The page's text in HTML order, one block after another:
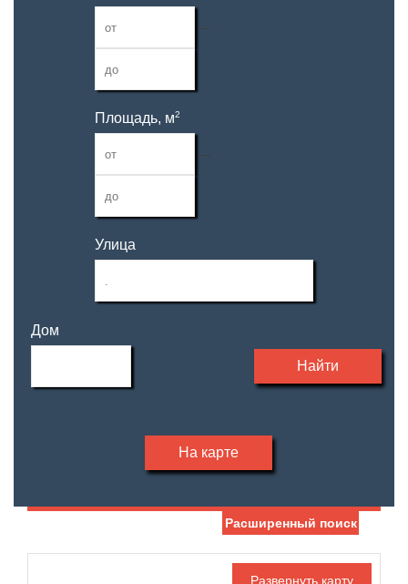
—
Площадь, м2
—
Улица
Дом
Найти
На карте
Ипотека
Обмен
Расширенный поиск